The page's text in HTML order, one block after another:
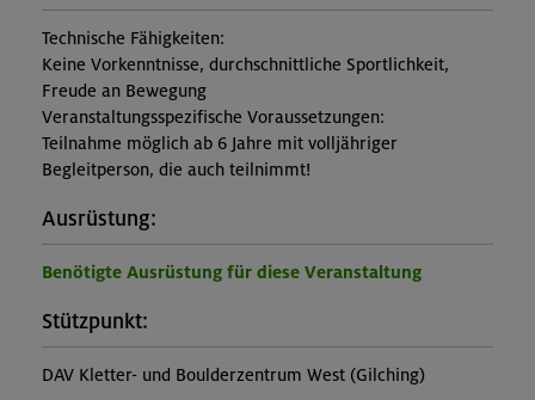
Technische Fähigkeiten:
Keine Vorkenntnisse, durchschnittliche Sportlichkeit,
Freude an Bewegung
Veranstaltungsspezifische Voraussetzungen:
Teilnahme möglich ab 6 Jahre mit volljähriger
Begleitperson, die auch teilnimmt!
Ausrüstung:
Benötigte Ausrüstung für diese Veranstaltung
Stützpunkt:
DAV Kletter- und Boulderzentrum West (Gilching)